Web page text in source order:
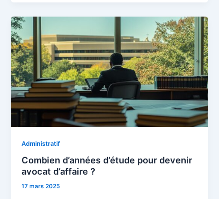
Administratif
Combien d’années d’étude pour devenir
avocat d’affaire ?
17 mars 2025